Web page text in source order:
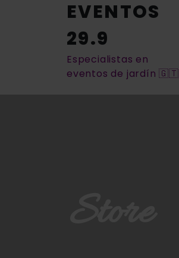
EVENTOS
29.9
Especialistas en
eventos de jardín 🇬🇹